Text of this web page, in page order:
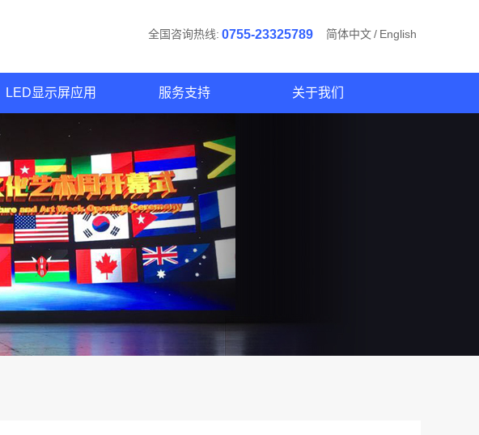
全国咨询热线: 0755-23325789 简体中文/ English
LED显示屏应用 服务支持 关于我们